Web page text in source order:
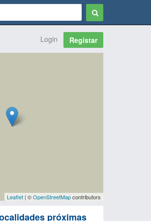
Login Registar
Leaflet| ©OpenStreetMapcontributors
próximas